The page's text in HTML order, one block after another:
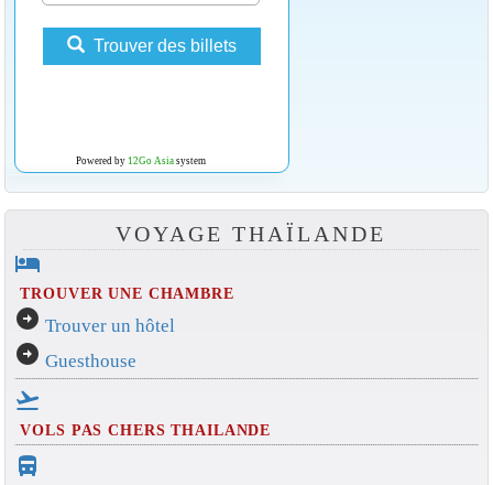
Trouver des billets
Powered by 12Go Asiasystem
VOYAGE THAÏLANDE
hotel
TROUVER UNE CHAMBRE
arrow_circle_right Trouver un hôtel
arrow_circle_right Guesthouse
flight_takeoff
VOLS PAS CHERS THAILANDE
directions_bus_filled